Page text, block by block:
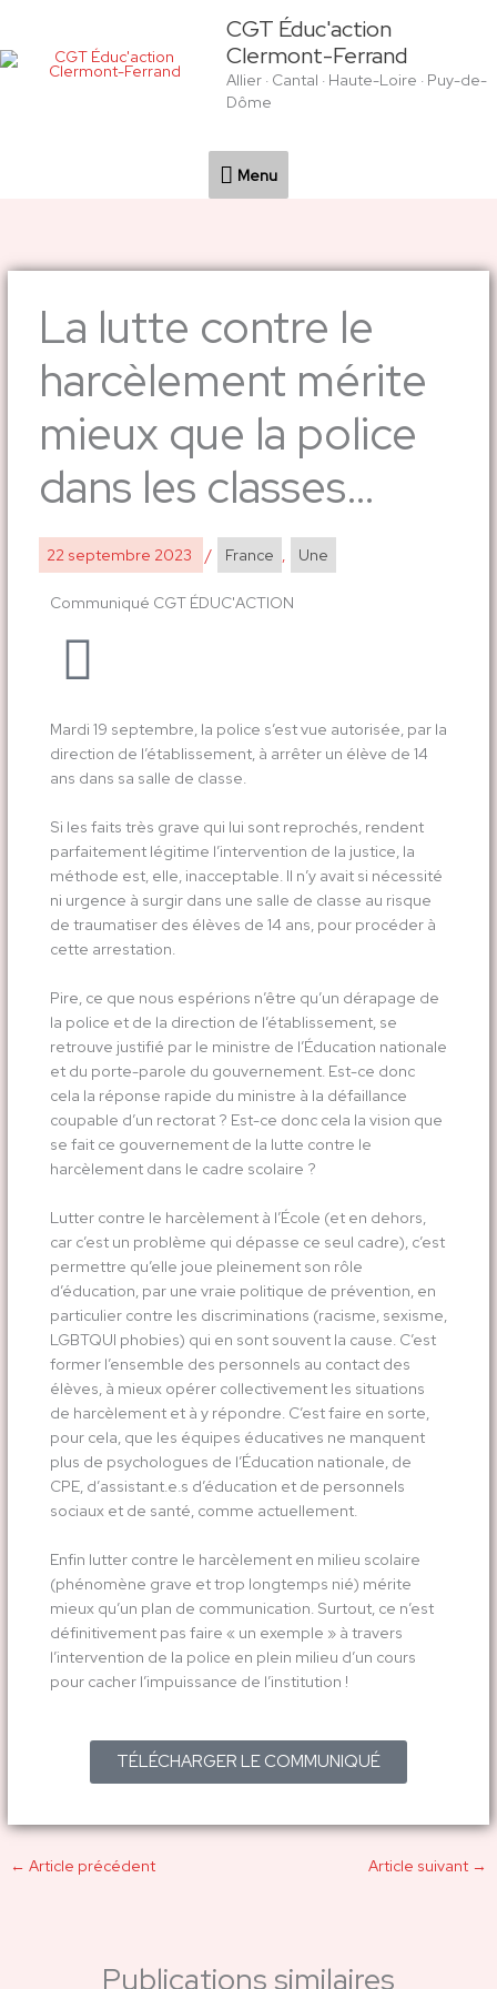
contenu
CGT Éduc'action
Clermont-Ferrand
Allier · Cantal · Haute-Loire · Puy-de-
Dôme
Menu
Menu
La lutte contre le
harcèlement mérite
mieux que la police
dans les classes…
22 septembre 2023 / France , Une
Communiqué CGT ÉDUC'ACTION
Mardi 19 septembre, la police s’est vue autorisée, par la
direction de l’établissement, à arrêter un élève de 14
ans dans sa salle de classe.
Si les faits très grave qui lui sont reprochés, rendent
parfaitement légitime l’intervention de la justice, la
méthode est, elle, inacceptable. Il n’y avait si nécessité
ni urgence à surgir dans une salle de classe au risque
de traumatiser des élèves de 14 ans, pour procéder à
cette arrestation.
Pire, ce que nous espérions n’être qu’un dérapage de
la police et de la direction de l’établissement, se
retrouve justifié par le ministre de l’Éducation nationale
et du porte-parole du gouvernement. Est-ce donc
cela la réponse rapide du ministre à la défaillance
coupable d’un rectorat ? Est-ce donc cela la vision que
se fait ce gouvernement de la lutte contre le
harcèlement dans le cadre scolaire ?
Lutter contre le harcèlement à l’École (et en dehors,
car c’est un problème qui dépasse ce seul cadre), c’est
permettre qu’elle joue pleinement son rôle
d’éducation, par une vraie politique de prévention, en
particulier contre les discriminations (racisme, sexisme,
LGBTQUI phobies) qui en sont souvent la cause. C’est
former l’ensemble des personnels au contact des
élèves, à mieux opérer collectivement les situations
de harcèlement et à y répondre. C’est faire en sorte,
pour cela, que les équipes éducatives ne manquent
plus de psychologues de l’Éducation nationale, de
CPE, d’assistant.e.s d’éducation et de personnels
sociaux et de santé, comme actuellement.
Enfin lutter contre le harcèlement en milieu scolaire
(phénomène grave et trop longtemps nié) mérite
mieux qu’un plan de communication. Surtout, ce n’est
définitivement pas faire « un exemple » à travers
l’intervention de la police en plein milieu d’un cours
pour cacher l’impuissance de l’institution !
TÉLÉCHARGER LE COMMUNIQUÉ
← Article précédent Article suivant →
Publications similaires